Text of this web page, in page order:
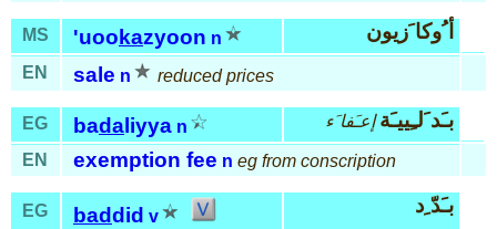
MS 'uoo kazyoon n أ ُوكا َزيون
EN sale n reduced prices
EG bada liyya n بـَد َلـِييـَة إعـَفا َء
EN exemption fee n eg from conscription
EG baddid v بـَدّ ِد